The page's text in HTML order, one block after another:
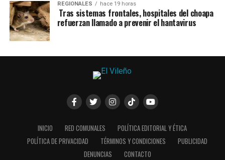
REGIONALES hace 19 horas
Tras sistemas frontales, hospitales del choapa
refuerzan llamado a prevenir el hantavirus
INICIO RED COMUNALES
POLÍTICA EDITORIAL Y ÉTICA
POLÍTICA DE PRIVACIDAD
TÉRMINOS Y CONDICIONES
PUBLICIDAD
DENUNCIAS
CONTACTO